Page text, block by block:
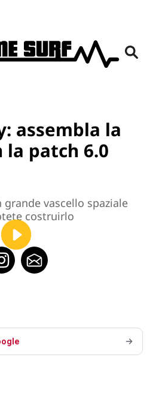
assembla la
la patch 6.0
vascello spaziale
costruirlo